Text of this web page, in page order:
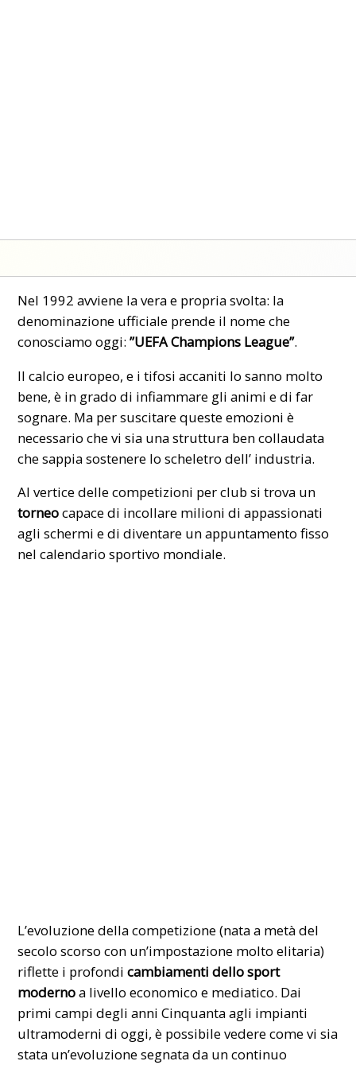
Nel 1992 avviene la vera e propria svolta: la
denominazione ufficiale prende il nome che
conosciamo oggi:”UEFA Champions League”.
Il calcio europeo, e i tifosi accaniti lo sanno molto
bene, è in grado di infiammare gli animi e di far
sognare. Ma per suscitare queste emozioni è
necessario che vi sia una struttura ben collaudata
che sappia sostenere lo scheletro dell’ industria.
Al vertice delle competizioni per club si trova un
torneocapace di incollare milioni di appassionati
agli schermi e di diventare un appuntamento fisso
nel calendario sportivo mondiale.
​L’evoluzione della competizione (nata a metà del
secolo scorso con un’impostazione molto elitaria)
riflette i profondicambiamenti dello sport
modernoa livello economico e mediatico. Dai
primi campi degli anni Cinquanta agli impianti
ultramoderni di oggi, è possibile vedere come vi sia
stata un’evoluzione segnata da un continuo